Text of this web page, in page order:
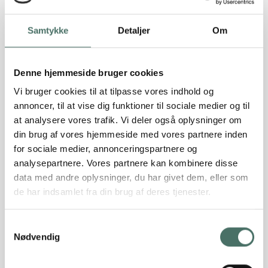
Samtykke Detaljer Om
Denne hjemmeside bruger cookies
Vi bruger cookies til at tilpasse vores indhold og
annoncer, til at vise dig funktioner til sociale medier og til
at analysere vores trafik. Vi deler også oplysninger om
din brug af vores hjemmeside med vores partnere inden
for sociale medier, annonceringspartnere og
analysepartnere. Vores partnere kan kombinere disse
data med andre oplysninger, du har givet dem, eller som
de har indsamlet fra din brug af deres tjenester.
Nødvendig
Hvordan påvirker gytje fundering af
bygninger?
Når man finder gytje i jorden på en byggegrund, kræver
det nogle helt særlige forholdsregler. Men hvordan
påvirker gytje funderingen helt konkret?
Gytje er en jordart, som indeholder nedbrudt organisk
blød og vandholdig sammensætning, som